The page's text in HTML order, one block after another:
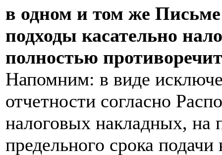
в одном и том же
подходы касательно
полностью
Напомним: в виде
отчетности согласно
налоговых накладных, на
предельного срока